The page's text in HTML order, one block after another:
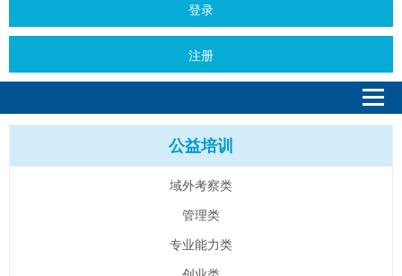
登录
注册
公益培训
域外考察类
管理类
专业能力类